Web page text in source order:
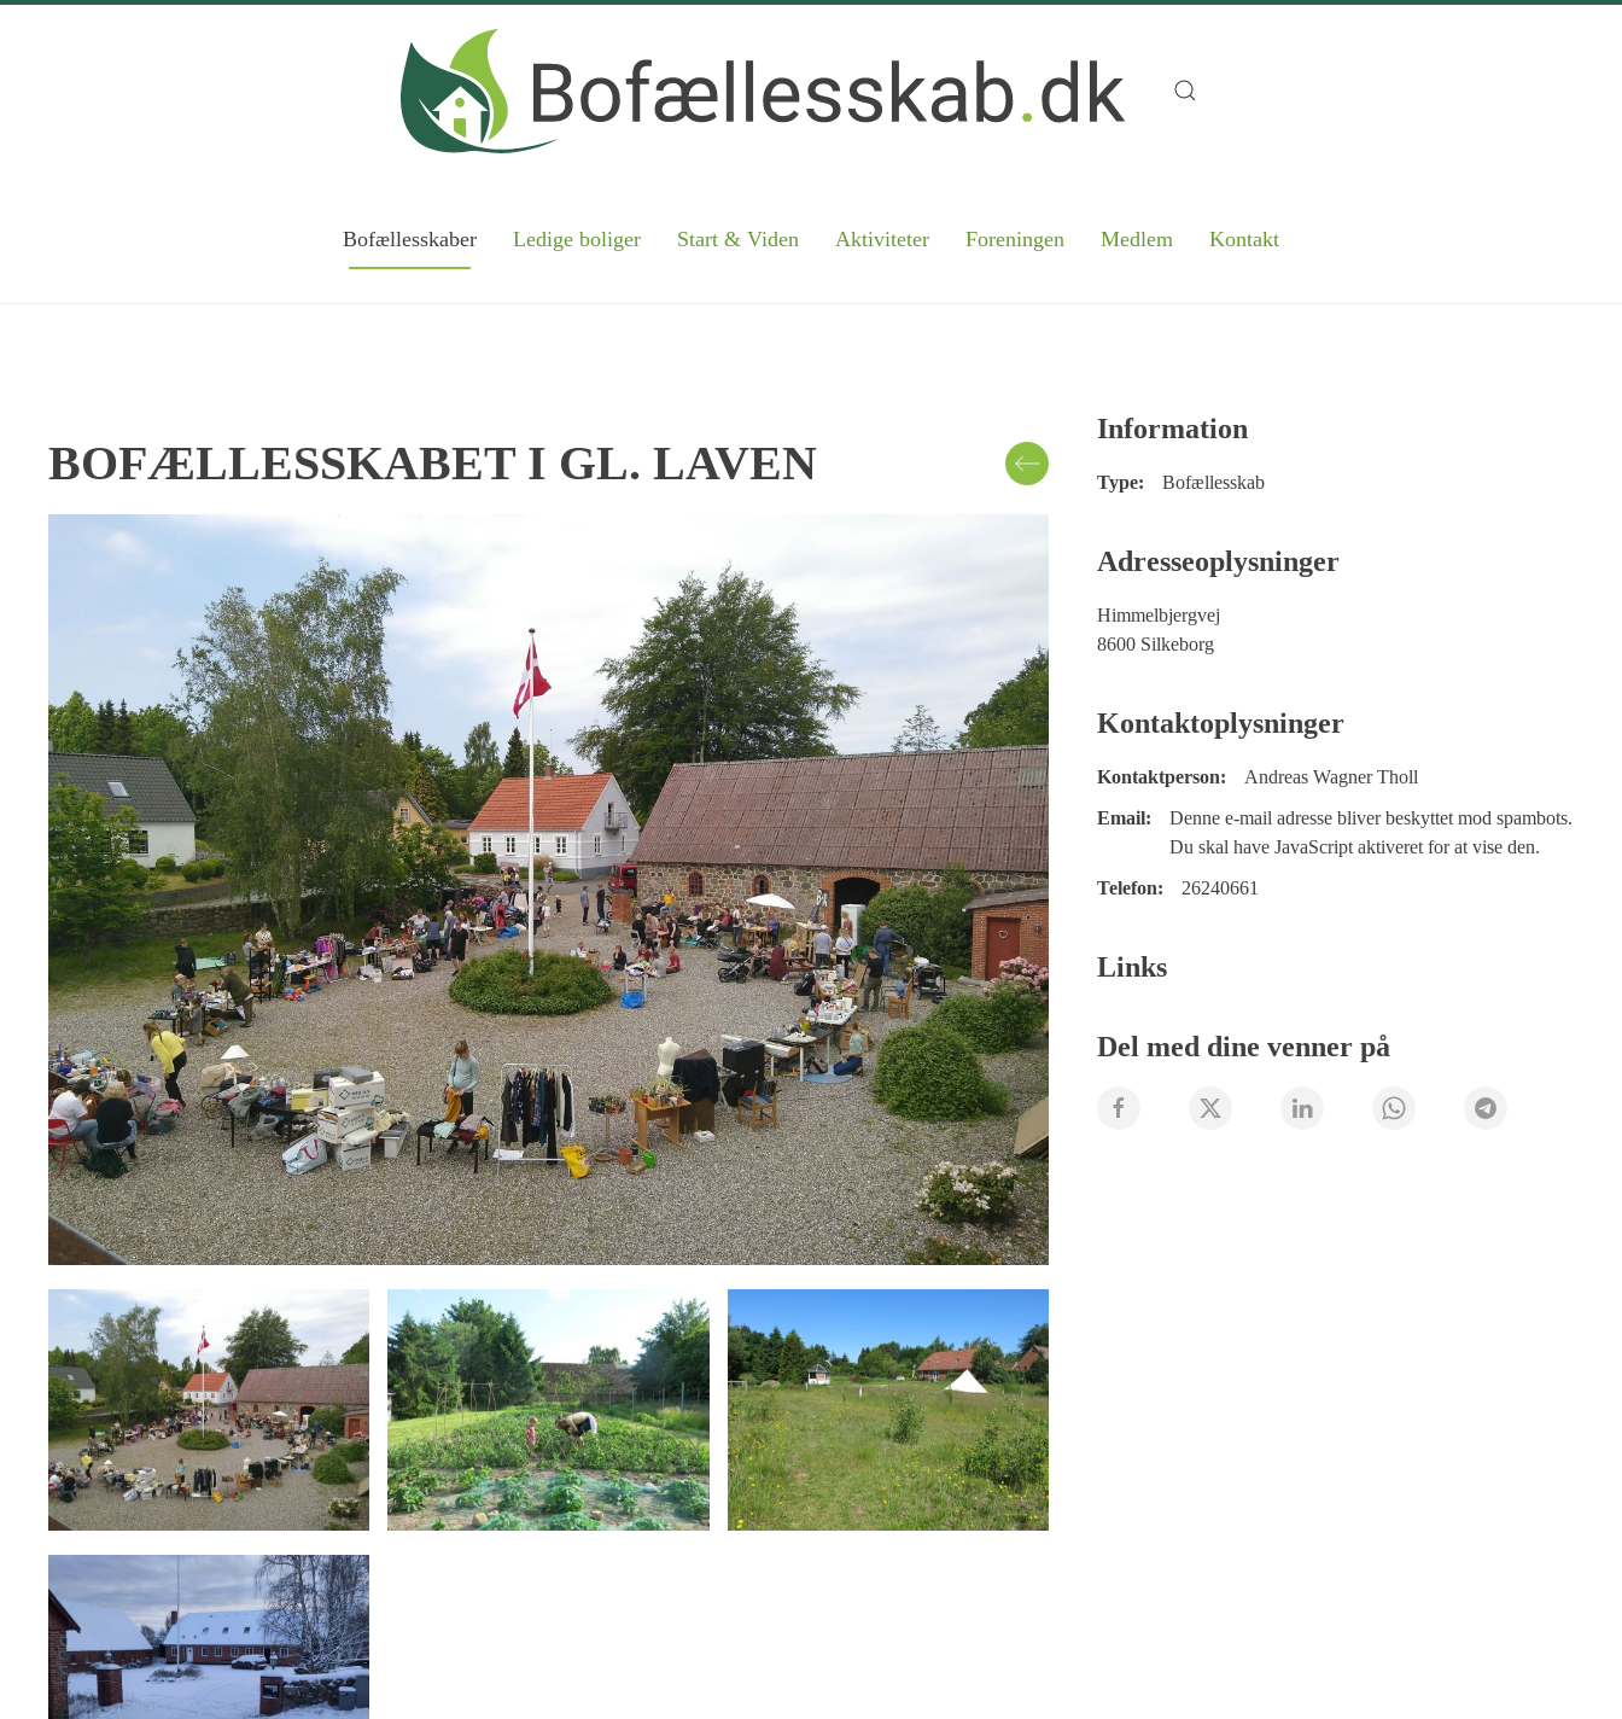
Bofællesskaber Ledige boliger Start & Viden Aktiviteter Foreningen Medlem Kontakt
BOFÆLLESSKABET I GL. LAVEN
Information
Type: Bofællesskab
Adresseoplysninger
Himmelbjergvej
8600 Silkeborg
Kontaktoplysninger
Kontaktperson:
Andreas Wagner Tholl
Email:
Denne e-mail adresse bliver beskyttet mod spambots.
Du skal have JavaScript aktiveret for at vise den.
Telefon:
26240661
Links
Del med dine venner på